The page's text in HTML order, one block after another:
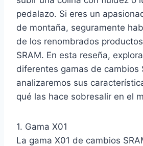
pedalazo. Si eres un
de montaña, seguramente
de los renombrados
SRAM. En esta reseña,
diferentes gamas de cambios
analizaremos sus
qué las hace sobresalir en el
1. Gama X01
La gama X01 de cambios